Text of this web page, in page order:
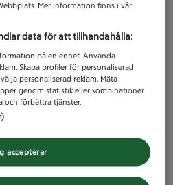
Mer information finns i vår
data för att tillhandahålla:
på en enhet. Använda
Skapa profiler för personaliserad
personaliserad reklam. Mäta
genom statistik eller kombinationer
och förbättra tjänster.
accepterar